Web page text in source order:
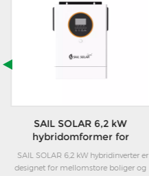
SAIL SOLAR 6,2 kW
hybridomformer for
SAIL SOLAR 6,2 kW hybridinverter er
designet for mellomstore boliger og